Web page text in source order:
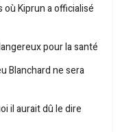
où Kiprun a officialisé
pour la santé
Blanchard ne sera
il aurait dû le dire